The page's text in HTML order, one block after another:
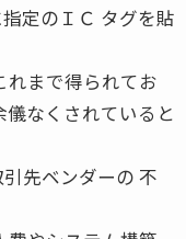
定のＩＣ タグを貼
れまで得られてお
なくされていると
先ベンダーの 不